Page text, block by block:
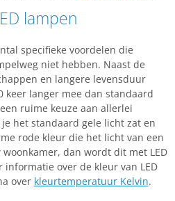
lampen
specifieke voordelen die
niet hebben. Naast de
en langere levensduur
keer langer mee dan standaard
ruime keuze aan allerlei
het standaard gele licht zat en
rode kleur die het licht van een
dan wordt dit met LED
over de kleur van LED
over kleurtemperatuur Kelvin.